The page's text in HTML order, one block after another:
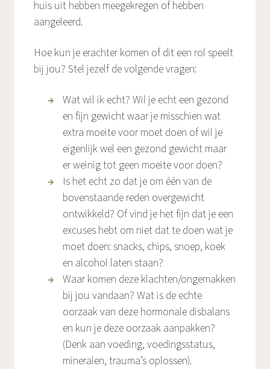
huis uit hebben meegekregen of hebben
aangeleerd.
Hoe kun je erachter komen of dit een rol speelt
bij jou? Stel jezelf de volgende vragen:
Wat wil ik echt? Wil je echt een gezond
en fijn gewicht waar je misschien wat
extra moeite voor moet doen of wil je
eigenlijk wel een gezond gewicht maar
er weinig tot geen moeite voor doen?
Is het echt zo dat je om één van de
bovenstaande reden overgewicht
ontwikkeld? Of vind je het fijn dat je een
excuses hebt om niet dat te doen wat je
moet doen: snacks, chips, snoep, koek
en alcohol laten staan?
Waar komen deze klachten/ongemakken
bij jou vandaan? Wat is de echte
oorzaak van deze hormonale disbalans
en kun je deze oorzaak aanpakken?
(Denk aan voeding, voedingsstatus,
mineralen, trauma’s oplossen).